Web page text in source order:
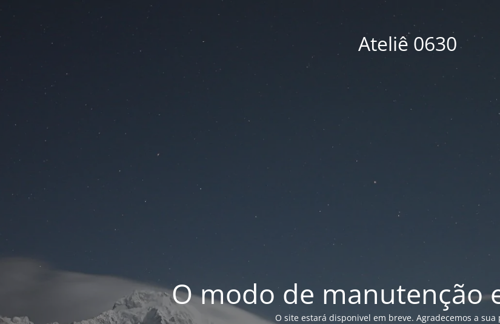
Ateliê 0630
O modo de manutenção
O site estará disponivel em breve. Agradecemos a sua